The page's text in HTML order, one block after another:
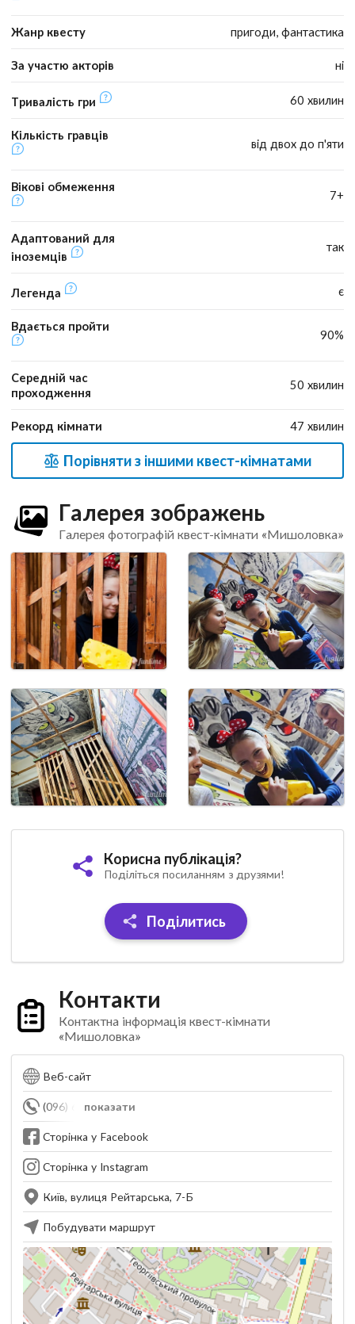
Жанр квесту пригоди, фантастика
За участю акторів ні
Тривалість гри 60 хвилин
Кількість гравців
від двох до п'яти
Вікові обмеження
7+
Адаптований для
іноземців
так
Легенда є
Вдається пройти
90%
Середній час
проходження
50 хвилин
Рекорд кімнати 47 хвилин
Порівняти з іншими квест-кімнатами
Галерея зображень
Галерея фотографій квест-кімнати «Мишоловка»
Корисна публікація?
Поділіться посиланням з друзями!
Поділитись
Контакти
Контактна інформація квест-кімнати
«Мишоловка»
Веб-сайт
показати
(096) 651-90-10
Сторінка у Facebook
Сторінка у Instagram
Київ, вулиця Рейтарська, 7-Б
Побудувати маршрут